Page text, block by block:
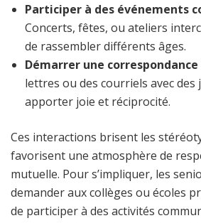
Participer à des événements
Concerts, fêtes, ou ateliers
de rassembler différents âges.
Démarrer une correspondance
lettres ou des courriels avec des
apporter joie et réciprocité.
Ces interactions brisent les
favorisent une atmosphère de
mutuelle. Pour s’impliquer, les
demander aux collèges ou écoles
de participer à des activités